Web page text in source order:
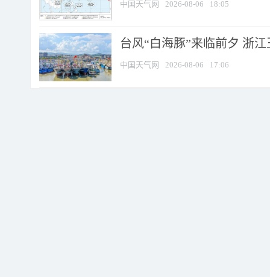
中国天气网 2026-08-06 18:05
台风“白海豚”来临前夕 浙
中国天气网 2026-08-06 17:06